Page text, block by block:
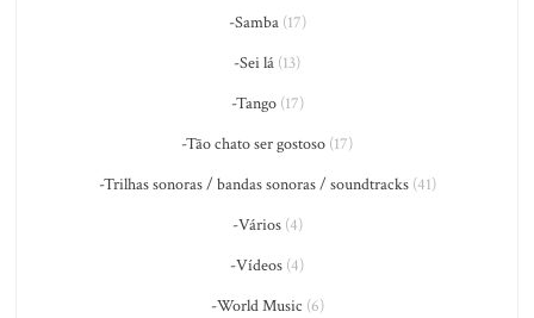
-Samba(17)
-Sei lá (13)
-Tango(17)
-Tão chato ser gostoso (17)
-Trilhas sonoras / bandas sonoras / soundtracks(41)
-Vários(4)
-Vídeos (4)
-World Music (6)